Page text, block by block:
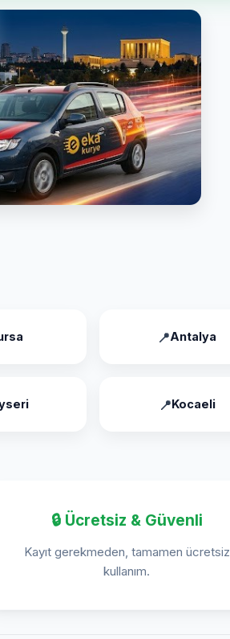
Antalya
Kocaeli
🔒 Ücretsiz & Güvenli
Kayıt gerekmeden, tamamen ücretsiz
kullanım.